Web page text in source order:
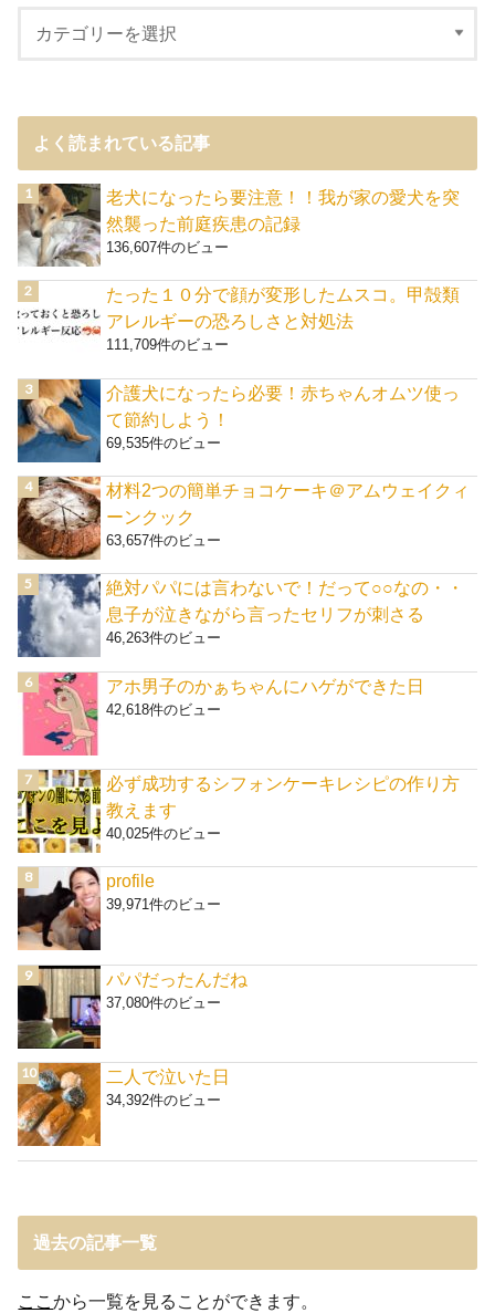
よく読まれている記事
老犬になったら要注意！！我が家の愛犬を突
然襲った前庭疾患の記録
136,607件のビュー
たった１０分で顔が変形したムスコ。甲殻類
アレルギーの恐ろしさと対処法
111,709件のビュー
介護犬になったら必要！赤ちゃんオムツ使っ
て節約しよう！
69,535件のビュー
材料2つの簡単チョコケーキ＠アムウェイクィ
ーンクック
63,657件のビュー
絶対パパには言わないで！だって○○なの・・
息子が泣きながら言ったセリフが刺さる
46,263件のビュー
アホ男子のかぁちゃんにハゲができた日
42,618件のビュー
必ず成功するシフォンケーキレシピの作り方
教えます
40,025件のビュー
profile
39,971件のビュー
パパだったんだね
37,080件のビュー
二人で泣いた日
34,392件のビュー
過去の記事一覧
ここから一覧を見ることができます。